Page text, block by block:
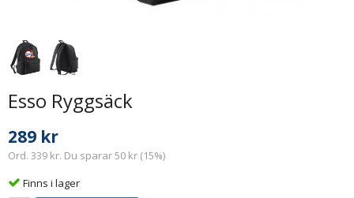
Esso Ryggsäck
289 kr
Ord. 339 kr. Du sparar 50 kr (15%)
Finns i lager